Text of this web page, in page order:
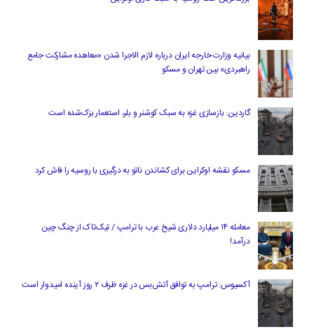
بیانیه وزارت خارجه ایران درباره لازم‌ الاجرا شدن «معاهده مشارکت جامع
راهبردی» بین تهران و مسکو
گاردین: بازسازی غزه به سبک کوشنر و بلر، استعمار بزک‌شده است
مسکو نقشه اوکراین برای کشاندن ناتو به درگیری با روسیه را فاش کرد
معامله ۱۴ میلیارد دلاری شیخ عرب با ترامپ / تیک‌تاک از چنگ چین
درآمد!
آکسیوس: ترامپ به توافق آتش‌بس در غزه ظرف ۲ روز آینده امیدوار است